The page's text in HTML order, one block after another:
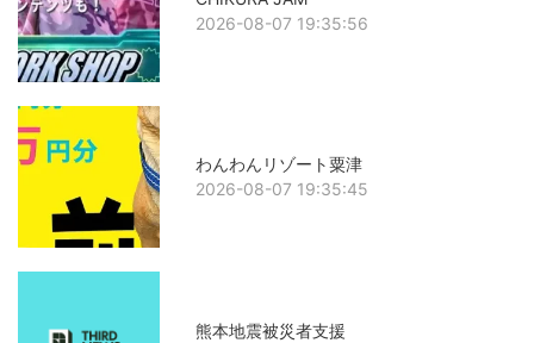
2026-08-07 19:35:56
わんわんリゾート粟津
2026-08-07 19:35:45
熊本地震被災者支援